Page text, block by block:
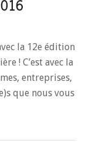
la 12e édition
! C’est avec la
entreprises,
que nous vous